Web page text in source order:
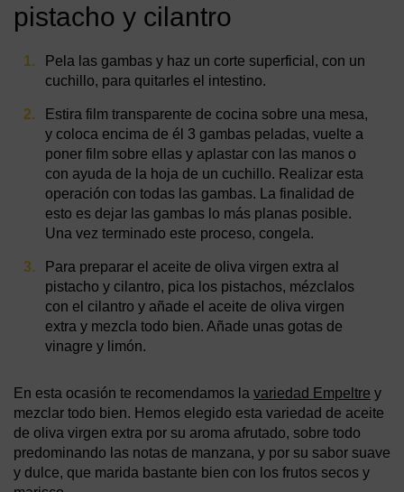
pistacho y cilantro
Pela las gambas y haz un corte superficial, con un
cuchillo, para quitarles el intestino.
Estira film transparente de cocina sobre una mesa,
y coloca encima de él 3 gambas peladas, vuelte a
poner film sobre ellas y aplastar con las manos o
con ayuda de la hoja de un cuchillo. Realizar esta
operación con todas las gambas. La finalidad de
esto es dejar las gambas lo más planas posible.
Una vez terminado este proceso, congela.
Para preparar el aceite de oliva virgen extra al
pistacho y cilantro, pica los pistachos, mézclalos
con el cilantro y añade el aceite de oliva virgen
extra y mezcla todo bien. Añade unas gotas de
vinagre y limón.
En esta ocasión te recomendamos la variedad Empeltre y
mezclar todo bien. Hemos elegido esta variedad de aceite
de oliva virgen extra por su aroma afrutado, sobre todo
predominando las notas de manzana, y por su sabor suave
y dulce, que marida bastante bien con los frutos secos y